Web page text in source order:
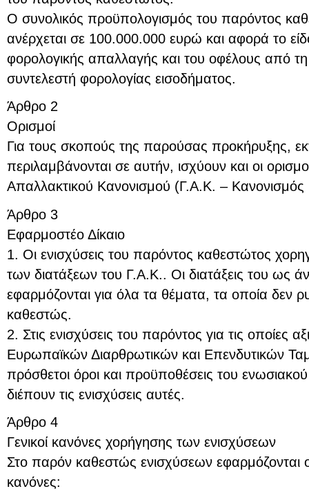
Ο συνολικός προϋπολογισμός του παρόντος
ανέρχεται σε 100.000.000 ευρώ και αφορά το
φορολογικής απαλλαγής και του οφέλους από
συντελεστή φορολογίας εισοδήματος.
Άρθρο 2
Ορισμοί
Για τους σκοπούς της παρούσας προκήρυξης,
περιλαμβάνονται σε αυτήν, ισχύουν και οι
Απαλλακτικού Κανονισμού (Γ.Α.Κ. –
Άρθρο 3
Εφαρμοστέο Δίκαιο
1. Οι ενισχύσεις του παρόντος καθεστώτος
των διατάξεων του Γ.Α.Κ.. Οι διατάξεις του ως
εφαρμόζονται για όλα τα θέματα, τα οποία δεν
καθεστώς.
2. Στις ενισχύσεις του παρόντος για τις οποίες
Ευρωπαϊκών Διαρθρωτικών και Επενδυτικών
πρόσθετοι όροι και προϋποθέσεις του ενωσιακού
διέπουν τις ενισχύσεις αυτές.
Άρθρο 4
Γενικοί κανόνες χορήγησης των ενισχύσεων
Στο παρόν καθεστώς ενισχύσεων εφαρμόζονται
κανόνες: